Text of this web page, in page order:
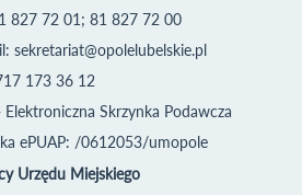
827 72 01; 81 827 72 00
sekretariat@opolelubelskie.pl
173 36 12
Elektroniczna Skrzynka Podawcza
ePUAP: /0612053/umopole
Urzędu Miejskiego